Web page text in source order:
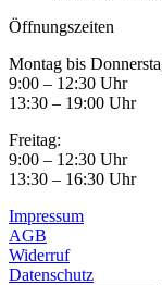
Öffnungszeiten
Montag bis
9:00 – 12:30 Uhr
13:30 – 19:00 Uhr
Freitag:
9:00 – 12:30 Uhr
13:30 – 16:30 Uhr
Impressum
AGB
Widerruf
Datenschutz